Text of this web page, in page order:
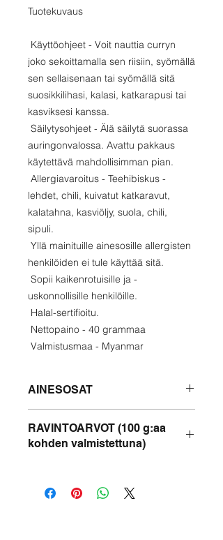
Tuotekuvaus
Käyttöohjeet - Voit nauttia curryn
joko sekoittamalla sen riisiin, syömällä
sen sellaisenaan tai syömällä sitä
suosikkilihasi, kalasi, katkarapusi tai
kasviksesi kanssa.
Säilytysohjeet - Älä säilytä suorassa
auringonvalossa. Avattu pakkaus
käytettävä mahdollisimman pian.
Allergiavaroitus - Teehibiskus -
lehdet, chili, kuivatut katkaravut,
kalatahna, kasviöljy, suola, chili,
sipuli.
Yllä mainituille ainesosille allergisten
henkilöiden ei tule käyttää sitä.
Sopii kaikenrotuisille ja -
uskonnollisille henkilöille.
Halal-sertifioitu.
Nettopaino - 40 grammaa
Valmistusmaa - Myanmar
AINESOSAT
katkarapuja, kalatahnaa, kasviöljyä,
suolaa, chiliä, sipulia.
RAVINTOARVOT (100 g:aa
kohden valmistettuna)
Proteiini - 6 g
Rasvaa - 38 g